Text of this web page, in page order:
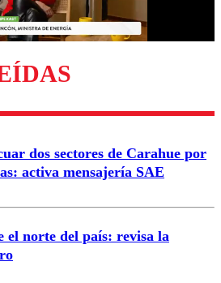
Enviar comentario
dos sectores de Carahue por
activa mensajería SAE
el norte del país: revisa la